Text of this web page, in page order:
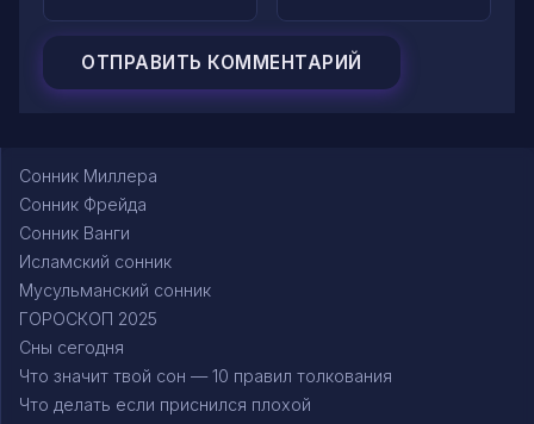
Сонник Миллера
Сонник Фрейда
Сонник Ванги
Исламский сонник
Мусульманский сонник
ГОРОСКОП 2025
Сны сегодня
Что значит твой сон — 10 правил толкования
Что делать если приснился плохой